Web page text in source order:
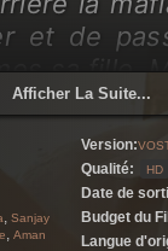
et de
sa fille.
une
monde
sur une
jeu de
roi
Afficher La Suite...
, Sanjay
, Aman
Version:
Qualité: HD
Date de
Budget du
Langue